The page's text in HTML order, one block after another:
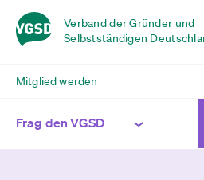
Verband der Gründer und
Selbstständigen
Mitglied werden
Frag den VGSD